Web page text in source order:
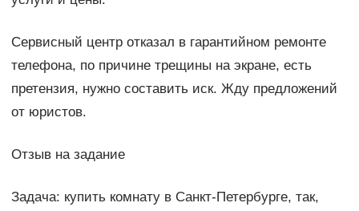
Сервисный центр отказал в гарантийном ремонте
телефона, по причине трещины на экране, есть
претензия, нужно составить иск. Жду предложений
от юристов.
Отзыв на задание
Задача: купить комнату в Санкт-Петербурге, так,